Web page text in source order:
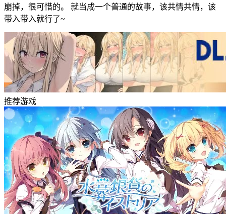
崩掉，很可惜的。 就当成一个普通的故事，该共情共情，该
带入带入就行了~
推荐游戏